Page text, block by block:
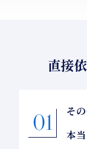
直接
01
その
本